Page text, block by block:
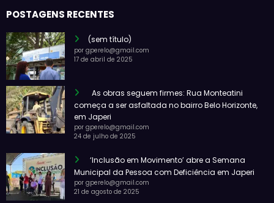
POSTAGENS RECENTES
(sem título)
por gperelo@gmail.com
17 de abril de 2025
As obras seguem firmes: Rua Monteatini
começa a ser asfaltada no bairro Belo Horizonte,
em Japeri
por gperelo@gmail.com
24 de julho de 2025
‘Inclusão em Movimento’ abre a Semana
Municipal da Pessoa com Deficiência em Japeri
por gperelo@gmail.com
21 de agosto de 2025